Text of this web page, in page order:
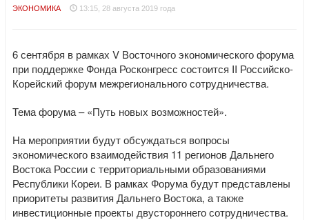
ЭКОНОМИКА 13:15, 28 августа 2019 года
6 сентября в рамках V Восточного экономического форума
при поддержке Фонда Росконгресс состоится II Российско-
Корейский форум межрегионального сотрудничества.
Тема форума – «Путь новых возможностей».
На мероприятии будут обсуждаться вопросы
экономического взаимодействия 11 регионов Дальнего
Востока России с территориальными образованиями
Республики Кореи. В рамках Форума будут представлены
приоритеты развития Дальнего Востока, а также
инвестиционные проекты двустороннего сотрудничества.